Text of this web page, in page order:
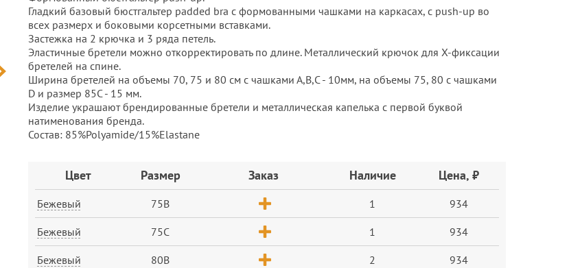
Гладкий базовый бюстгальтер padded bra с формованными чашками на каркасах, с push-up во
всех размерх и боковыми корсетными вставками.
Застежка на 2 крючка и 3 ряда петель.
Эластичные бретели можно откорректировать по длине. Металлический крючок для X-фиксации
бретелей на спине.
Ширина бретелей на объемы 70, 75 и 80 см с чашками А,В,С - 10мм, на объемы 75, 80 с чашками
D и размер 85С - 15 мм.
Изделие украшают брендированные бретели и металлическая капелька с первой буквой
натименования бренда.
Состав: 85%Polyamide/15%Elastane
ЗаказЦвет Размер Заказ Наличие Цена, ₽
Бежевый 75B 1 934
Бежевый 75C 1 934
Бежевый 80B 2 934